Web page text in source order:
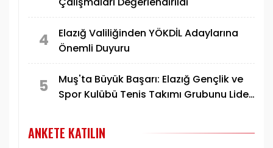
4
Elazığ Valiliğinden YÖKDİL Adaylarına
Önemli Duyuru
5
Muş'ta Büyük Başarı: Elazığ Gençlik ve
Spor Kulübü Tenis Takımı Grubunu Lider
ANKETE KATILIN